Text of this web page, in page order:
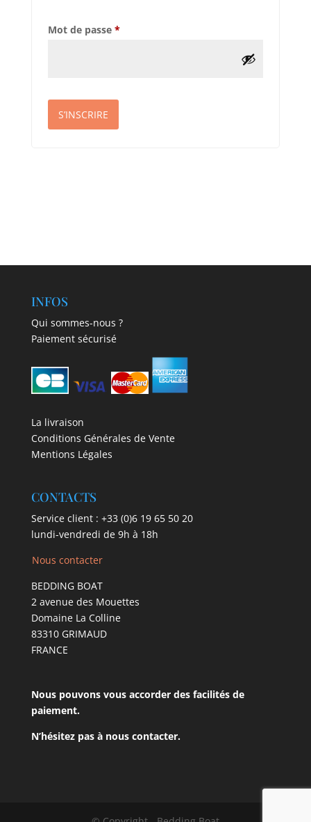
Mot de passe *Obligatoire
S’INSCRIRE
INFOS
Qui sommes-nous ?
Paiement sécurisé
La livraison
Conditions Générales de Vente
Mentions Légales
CONTACTS
Service client : +33 (0)6 19 65 50 20
lundi-vendredi de 9h à 18h
Nous contacter
BEDDING BOAT
2 avenue des Mouettes
Domaine La Colline
83310 GRIMAUD
FRANCE
Nous pouvons vous accorder des facilités de
paiement.
N’hésitez pas à nous contacter.